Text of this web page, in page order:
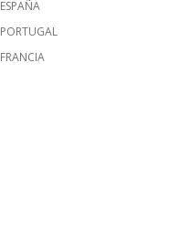
ESPAÑA
PORTUGAL
FRANCIA